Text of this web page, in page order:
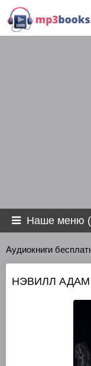
Наше меню
Аудиокниги
НЭВИЛЛ